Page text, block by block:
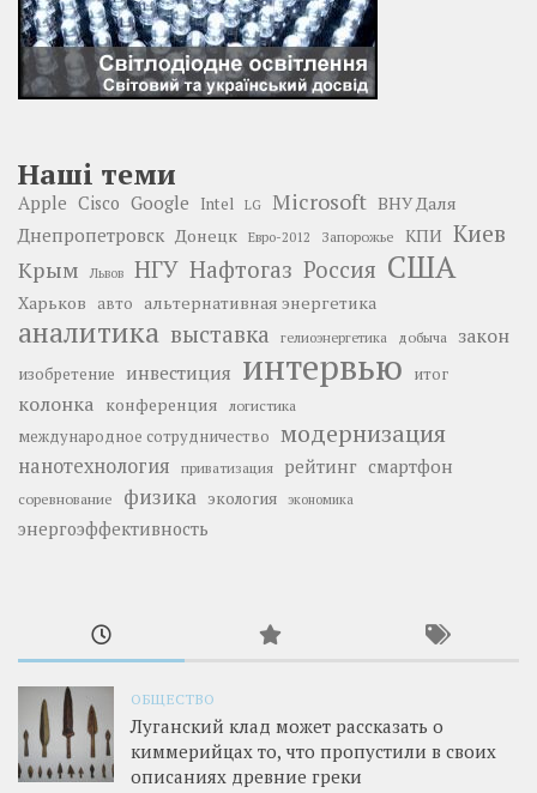
Наші теми
Apple Cisco Google Intel LG Microsoft ВНУ Даля
Днепропетровск Донецк Евро-2012 Запорожье КПИ Киев
Крым Львов НГУ Нафтогаз Россия США
Харьков авто альтернативная энергетика
аналитика выставка гелиоэнергетика добыча закон
изобретение инвестиция интервью итог
колонка конференция логистика
международное сотрудничество модернизация
нанотехнология приватизация рейтинг смартфон
соревнование физика экология экономика
энергоэффективность
ОБЩЕСТВО
Луганский клад может рассказать о
киммерийцах то, что пропустили в своих
описаниях древние греки